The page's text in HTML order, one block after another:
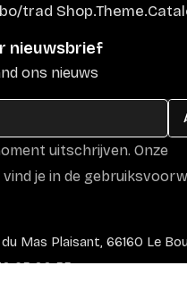
trad
nieuwsbrief
ons nieuws
uitschrijven. Onze
je in de
Mas Plaisant, 66160 Le
65 00 55